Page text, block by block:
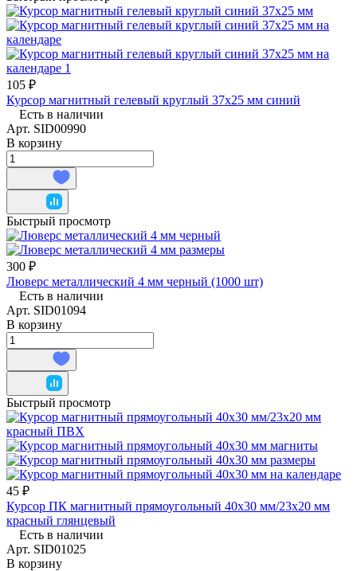
105 ₽
Курсор магнитный гелевый круглый 37х25 мм синий
Есть в наличии
Арт. SID00990
В корзину
Быстрый просмотр
300 ₽
Люверс металлический 4 мм черный (1000 шт)
Есть в наличии
Арт. SID01094
В корзину
Быстрый просмотр
45 ₽
Курсор ПК магнитный прямоугольный 40х30 мм/23х20 мм
красный глянцевый
Есть в наличии
Арт. SID01025
В корзину